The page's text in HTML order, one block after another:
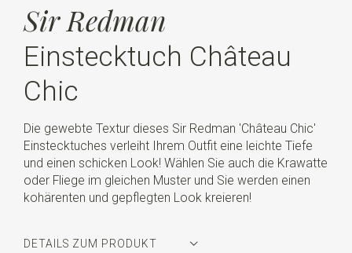
Sir Redman
Einstecktuch Château
Chic
Die gewebte Textur dieses Sir Redman 'Château Chic'
Einstecktuches verleiht Ihrem Outfit eine leichte Tiefe
und einen schicken Look! Wählen Sie auch die Krawatte
oder Fliege im gleichen Muster und Sie werden einen
kohärenten und gepflegten Look kreieren!
DETAILS ZUM PRODUKT